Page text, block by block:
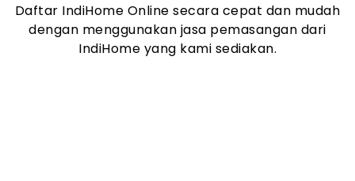
Daftar IndiHome Online secara cepat dan mudah
dengan menggunakan jasa pemasangan dari
IndiHome yang kami sediakan.